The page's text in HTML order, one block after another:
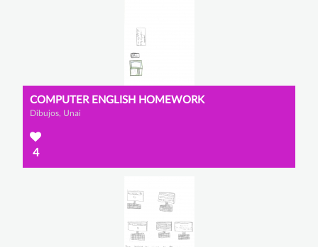
COMPUTER ENGLISH HOMEWORK
Dibujos, Unai
4